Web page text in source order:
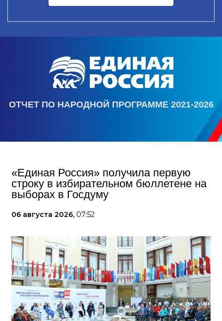
ОТЧЕТ ПО НАРОДНОЙ ПРОГРАММЕ 2021-2026
«Единая Россия» получила первую
строку в избирательном бюллетене на
выборах в Госдуму
06 августа 2026, 07:52